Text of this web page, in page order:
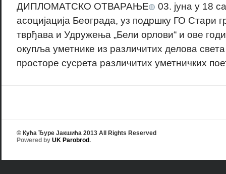
ДИПЛОМАТСКО ОТВАРАЊЕ
03. јуна у 18
асоцијација Београда, уз подршку ГО Стари
тврђава и Удружења „Бели орлови“ и ове
окупља уметнике из различитих делова
просторе сусрета различитих уметничких
© Кућа Ђуре Јакшића 2013 All Rights Reserved
Powered by UK Parobrod.